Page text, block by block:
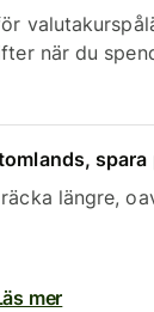
när du
spara
längre,
mer